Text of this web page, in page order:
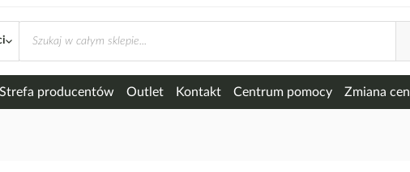
Strefa producentów Outlet Kontakt Centrum pomocy Zmiana cen